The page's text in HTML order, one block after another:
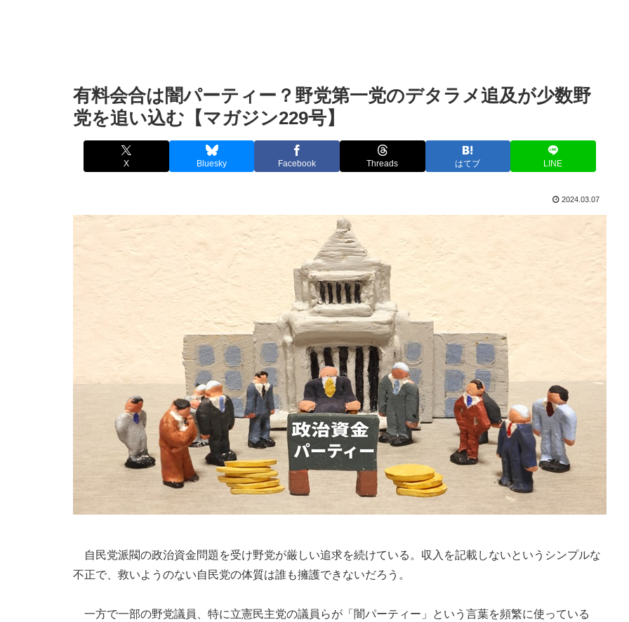
有料会合は闇パーティー？野党第一党のデタラメ追及が少数野
党を追い込む【マガジン229号】
X Bluesky Facebook Threads はてブ LINE
2024.03.07
自民党派閥の政治資金問題を受け野党が厳しい追求を続けている。収入を記載しないというシンプルな
不正で、救いようのない自民党の体質は誰も擁護できないだろう。
一方で一部の野党議員、特に立憲民主党の議員らが「闇パーティー」という言葉を頻繁に使っている